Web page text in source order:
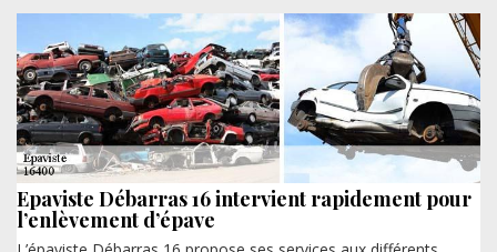
Epaviste Débarras 16 intervient rapidement pour
l’enlèvement d’épave